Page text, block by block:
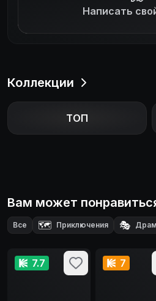
Написать
Коллекции
ТОП
Вам может
Все 🗺️ Приключения 🎭
7.7 7